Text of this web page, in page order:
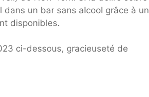
un bar sans alcool grâce à un
disponibles.
ci-dessous, gracieuseté de